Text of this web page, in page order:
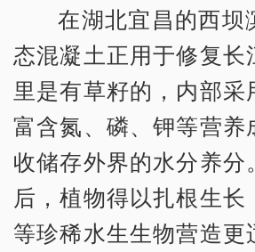
在湖北宜昌的西坝
态混凝土正用于修复长
里是有草籽的，内部采
富含氮、磷、钾等营养
收储存外界的水分养分
后，植物得以扎根生
等珍稀水生生物营造更